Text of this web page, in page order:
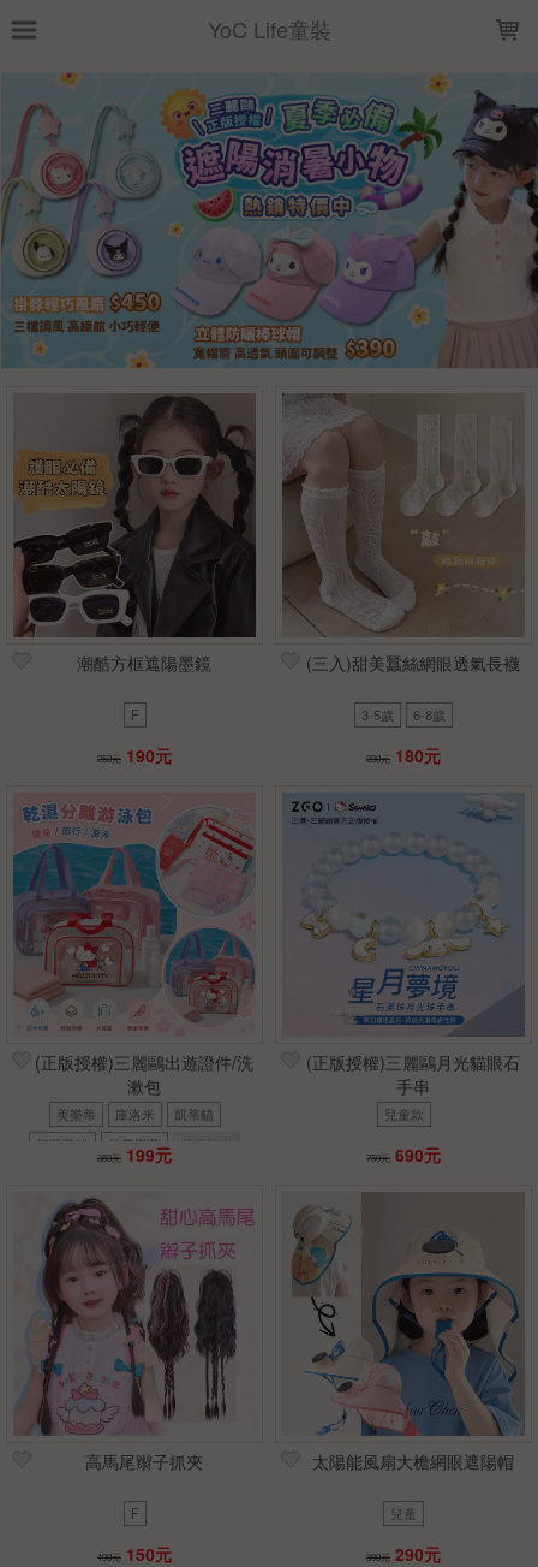
YoC Life童裝
上架時間 銷售價格
樣式尺寸篩選
全部樣式 粉 黑 灰
藍
白
米 卡其
紅
紫
全部尺寸 S S(0-1歲) S(1-3歲)
M
M(1-3歲)
M(3-5歲) L L(5-8歲)
L(6-8歲)
篩選
潮酷方框遮陽墨鏡
F
250元 190元
(三入)甜美蠶絲網眼透氣長襪
3-5歲 6-8歲
290元 180元
(正版授權)三麗鷗出遊證件/洗
漱包
美樂蒂 庫洛米
凱蒂貓
紅凱蒂貓
粉美樂蒂 紫庫洛米
350元 199元
(正版授權)三麗鷗月光貓眼石
手串
兒童款
750元 690元
高馬尾辮子抓夾
F
190元 150元
太陽能風扇大檐網眼遮陽帽
兒童
390元 290元